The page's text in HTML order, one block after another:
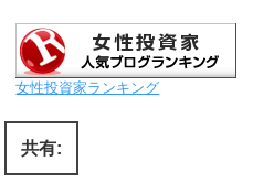
女性投資家ランキング
共有: